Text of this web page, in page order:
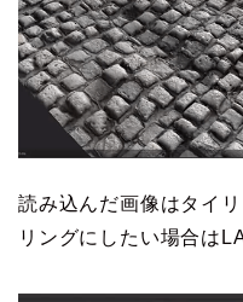
読み込んだ画像はタイ
リングにしたい場合は